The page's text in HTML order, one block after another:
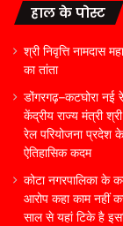
हाल के पोस्ट
श्री निवृत्ति नामदास
का तांता
डोंगरगढ़–कटघोरा नई
केंद्रीय राज्य मंत्री
रेल परियोजना प्रदेश
ऐतिहासिक कदम
कोटा नगरपालिका के
आरोप कहा काम नहीं
साल से यहां टिके है